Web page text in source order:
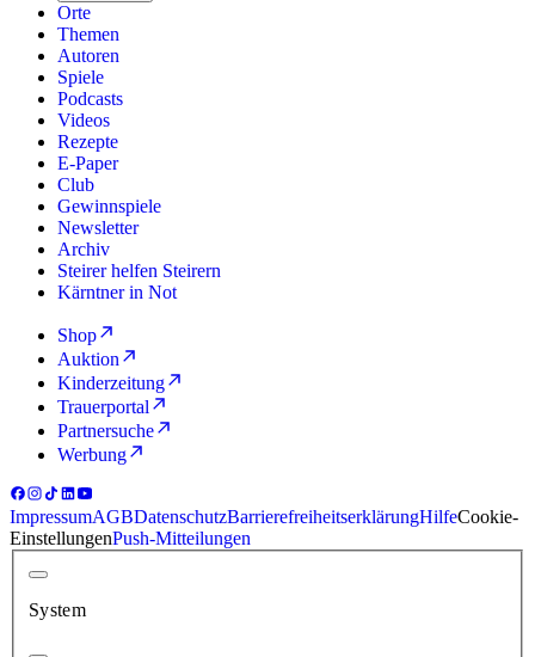
Orte
Themen
Autoren
Spiele
Podcasts
Videos
Rezepte
E-Paper
Club
Gewinnspiele
Newsletter
Archiv
Steirer helfen Steirern
Kärntner in Not
Shop
Auktion
Kinderzeitung
Trauerportal
Partnersuche
Werbung
ImpressumAGBDatenschutzBarrierefreiheitserklärungHilfeCookie-
EinstellungenPush-Mitteilungen
System